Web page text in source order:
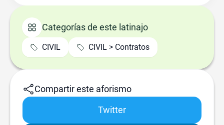
Categorías de este latinajo
CIVIL CIVIL > Contratos
Compartir este aforismo
Twitter